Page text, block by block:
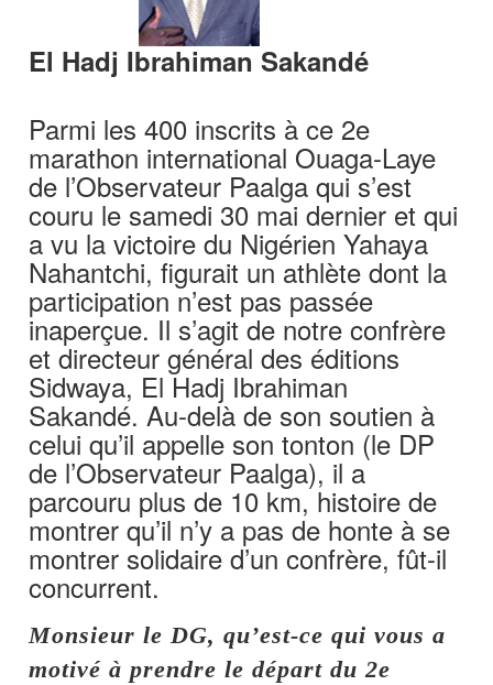
El Hadj Ibrahiman Sakandé
Parmi les 400 inscrits à ce 2e
marathon international Ouaga-Laye
de l’Observateur Paalga qui s’est
couru le samedi 30 mai dernier et qui
a vu la victoire du Nigérien Yahaya
Nahantchi, figurait un athlète dont la
participation n’est pas passée
inaperçue. Il s’agit de notre confrère
et directeur général des éditions
Sidwaya, El Hadj Ibrahiman
Sakandé. Au-delà de son soutien à
celui qu’il appelle son tonton (le DP
de l’Observateur Paalga), il a
parcouru plus de 10 km, histoire de
montrer qu’il n’y a pas de honte à se
montrer solidaire d’un confrère, fût-il
concurrent.
Monsieur le DG, qu’est-ce qui vous a
motivé à prendre le départ du 2e